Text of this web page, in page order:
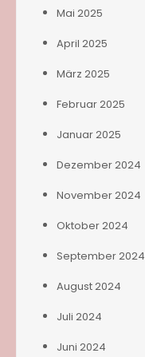
Mai 2025
April 2025
März 2025
Februar 2025
Januar 2025
Dezember 2024
November 2024
Oktober 2024
September 2024
August 2024
Juli 2024
Juni 2024